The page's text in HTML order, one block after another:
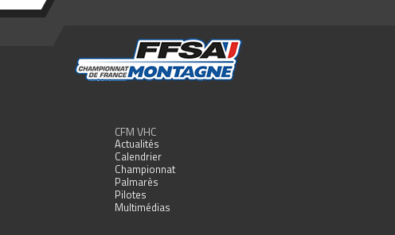
CFM VHC
Actualités
Calendrier
Championnat
Palmarès
Pilotes
Multimédias